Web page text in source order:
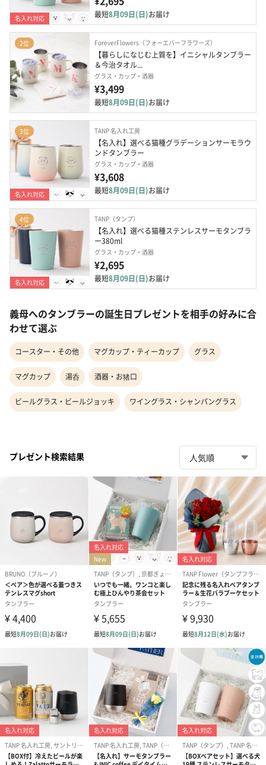
名入れ対応 最短8月09日(日)お届け
2位 ForeverFlowers（フォーエバーフラワーズ）
【暮らしになじむ上質を】イニシャルタンブラー
＆今治タオル...
グラス・カップ・酒器
¥3,499
最短8月09日(日)お届け
3位
名入れ対応
TANP 名入れ工房
【名入れ】選べる猫種グラデーションサーモラウ
ンドタンブラー
グラス・カップ・酒器
¥3,608
最短8月09日(日)お届け
4位
名入れ対応
TANP（タンプ）
【名入れ】選べる猫種ステンレスサーモタンブラ
ー380ml
グラス・カップ・酒器
¥2,695
最短8月09日(日)お届け
義母へのタンブラーの誕生日プレゼントを相手の好みに合
わせて選ぶ
コースター・その他 マグカップ・ティーカップ グラス
マグカップ 湯呑 酒器・お猪口
ビールグラス・ビールジョッキ ワイングラス・シャンパングラス
プレゼント検索結果